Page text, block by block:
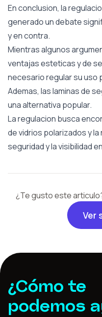
En conclusion, la
generado un debate
y en contra.
Mientras algunos
ventajas esteticas y de
necesario regular su uso
Ademas, las laminas de
una alternativa popular.
La regulacion busca
de vidrios polarizados y
seguridad y la visibilidad
¿Te gusto este
Ver
¿Cómo te
podemos